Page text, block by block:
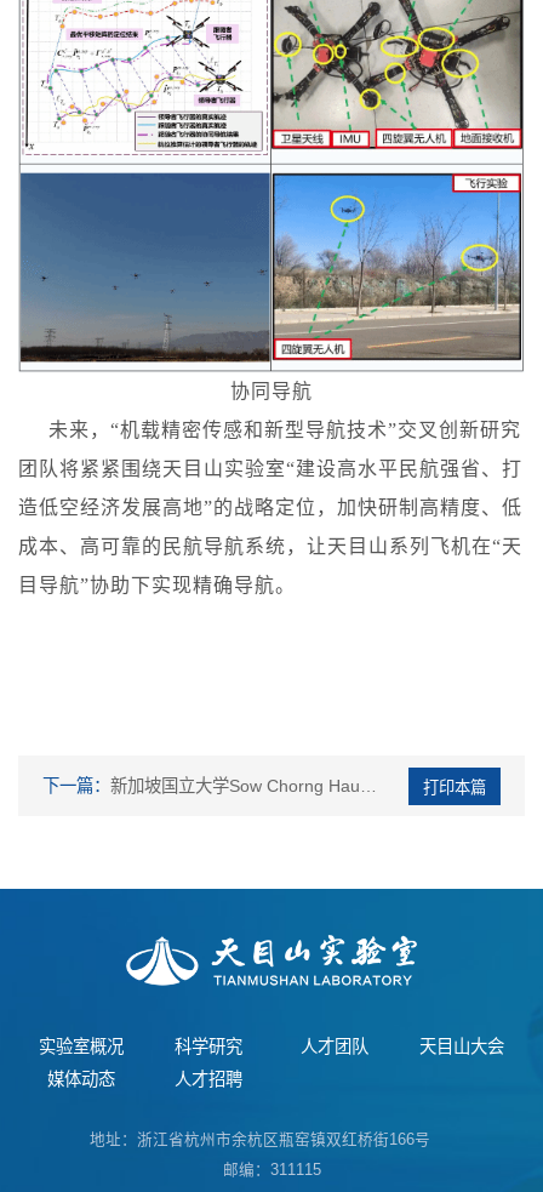
协同导航
未来， “机载精密传感和新型导航技术”交叉创新研究
团队将紧紧围绕天目山实验室“建设高水平民航强省、打
造低空经济发展高地”的战略定位，加快研制高精度、低
成本、高可靠的民航导航系统，让天目山系列飞机在“天
目导航”协助下实现精确导航。
下一篇： 新加坡国立大学Sow Chorng Haur院士为师生作学术报告
实验室概况 科学研究 人才团队
天目山大会
媒体动态
人才招聘
地址：浙江省杭州市余杭区瓶窑镇双红桥街166号
邮编：311115